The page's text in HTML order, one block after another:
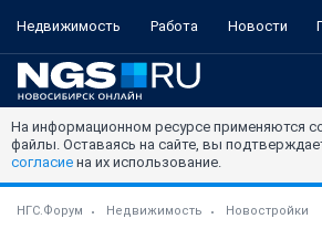
Недвижимость Работа Новости
На информационном ресурсе применяются
файлы. Оставаясь на сайте, вы
согласие на их использование.
НГС.Форум Недвижимость Новостройки